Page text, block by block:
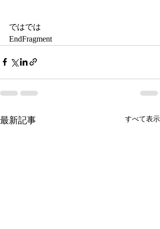
ではでは
EndFragment
最新記事 すべて表示